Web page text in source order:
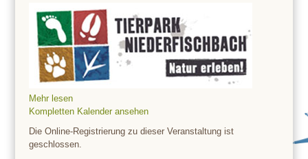
Mehr lesen
Kompletten Kalender ansehen
Die Online-Registrierung zu dieser Veranstaltung ist
geschlossen.